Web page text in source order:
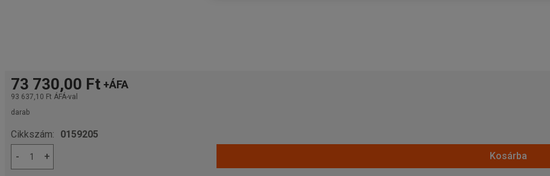
73 730,00 Ft +ÁFA
93 637,10 Ft ÁFÁ-val
darab
Cikkszám: 0159205
-
+ Kosárba